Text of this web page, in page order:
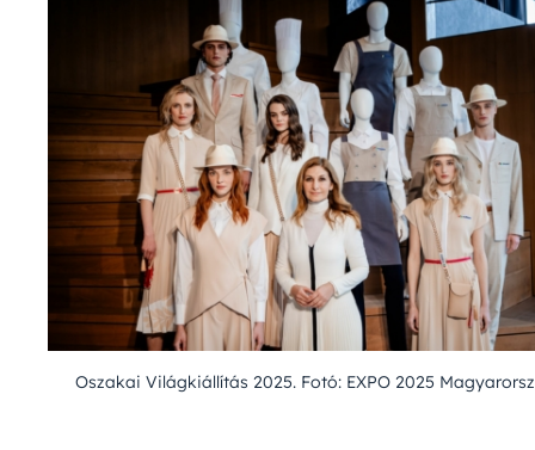
Oszakai Világkiállítás 2025. Fotó: EXPO 2025